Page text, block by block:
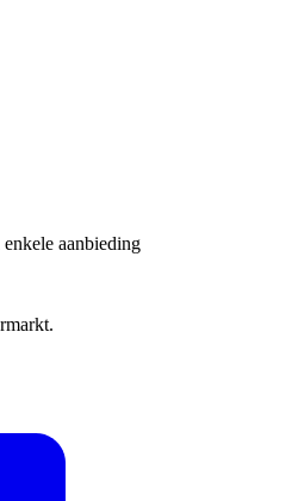
aanbieding